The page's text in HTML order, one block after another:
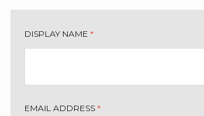
DISPLAY NAME *
EMAIL ADDRESS *